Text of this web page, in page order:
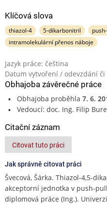
Klíčová slova
thiazol-4 5-dikarbonitril
intramolekulární přenos náboje
Jazyk práce: čeština
Datum vytvoření / odevzdání
Obhajoba závěrečné práce
Obhajoba proběhla 7. 6.
Vedoucí: doc. Ing. Filip
Citační záznam
Citovat tuto práci
Jak správně citovat práci
Švecová, Šárka. Thiazol-4,5-
akceptorní jednotka v push-
diplomová práce (Ing.).